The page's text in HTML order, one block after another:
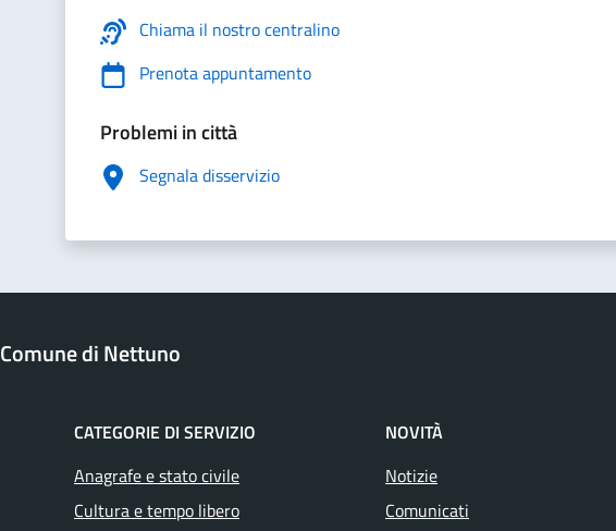
Chiama il nostro centralino
Prenota appuntamento
Problemi in città
Segnala disservizio
Comune di Nettuno
CATEGORIE DI SERVIZIO
Anagrafe e stato civile
Cultura e tempo libero
NOVITÀ
Notizie
Comunicati